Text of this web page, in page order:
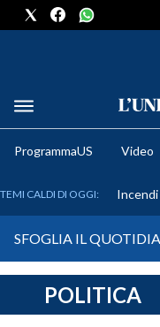
METEO
CRONACA SARDEGNA
ProgrammaUS Video
TEMI CALDI DI OGGI: Incendi
SFOGLIA IL
POLITICA